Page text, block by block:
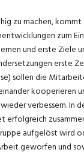
zu machen,
zum
und erste Ziele
erste
sollen die
kooperieren
verbessern. In
aufgelöst wird
geworfen und